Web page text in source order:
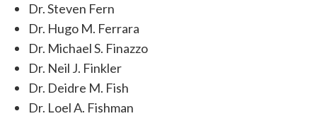
Dr. Steven Fern
Dr. Hugo M. Ferrara
Dr. Michael S. Finazzo
Dr. Neil J. Finkler
Dr. Deidre M. Fish
Dr. Loel A. Fishman